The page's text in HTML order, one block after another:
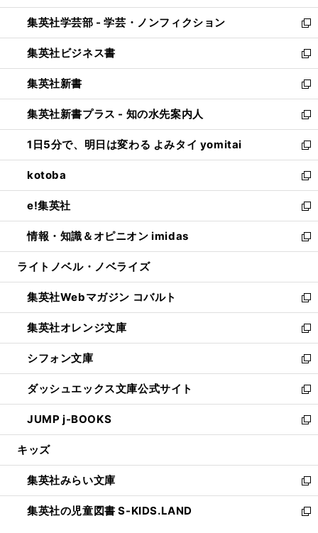
開
く
ウ
で
開
く
ン
ド
ウ
で
開
く
ウ
ィ
ン
ド
ウ
で
開
く
集英社学芸部 - 学芸・ノンフィクション
新
し
い
ウ
ィ
ン
ド
ウ
で
開
く
集英社ビジネス書
新
し
い
ウ
ィ
ン
ド
ウ
で
開
く
集英社新書
新
し
い
ウ
ィ
ン
ド
ウ
で
開
く
集英社新書プラス - 知の水先案内人
新
し
い
ウ
ィ
ン
ド
ウ
で
開
1日5分で、明日は変わる よみタイ yomitai
新
し
い
ウ
ィ
ン
ド
ウ
開
く
kotoba
新
し
い
ウ
ィ
ン
ウ
で
開
く
e!集英社
新
し
い
ウ
ン
ド
ウ
で
開
く
情報・知識＆オピニオン imidas
新
し
ウ
ィ
ン
ド
ウ
で
開
く
ライトノベル・ノベライズ
集英社Webマガジン コバルト
新
し
い
ウ
ィ
ン
ド
ウ
で
開
集英社オレンジ文庫
新
し
い
ウ
ィ
ン
ド
ウ
開
く
シフォン文庫
新
し
い
ウ
ィ
ン
ウ
で
開
く
ダッシュエックス文庫公式サイト
新
し
い
ウ
ン
ド
ウ
で
JUMP j-BOOKS
新
し
ウ
ィ
ン
ド
キッズ
集英社みらい文庫
新
し
い
集英社の児童図書 S-KIDS.LAND
新